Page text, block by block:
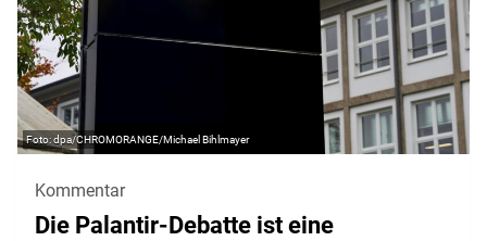
dpa/CHROMORANGE/Michael Bihlmayer
Kommentar
Die Palantir-Debatte ist eine